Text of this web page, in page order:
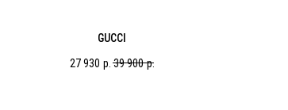
GUCCI
27 930 р. 39 900 р.